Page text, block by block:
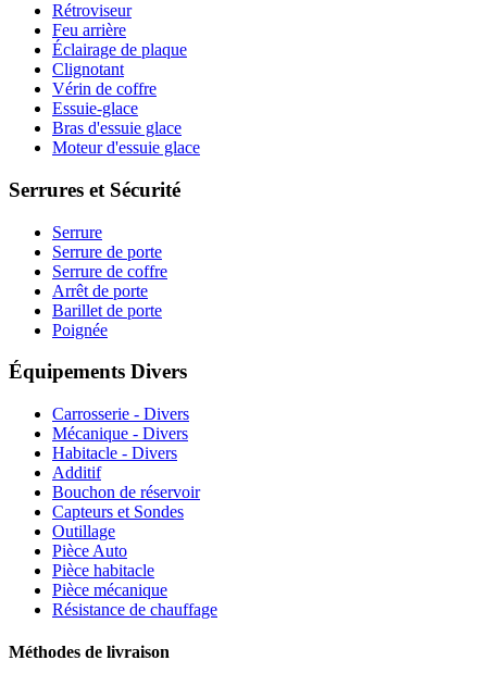
Rétroviseur
Feu arrière
Éclairage de plaque
Clignotant
Vérin de coffre
Essuie-glace
Bras d'essuie glace
Moteur d'essuie glace
Serrures et Sécurité
Serrure
Serrure de porte
Serrure de coffre
Arrêt de porte
Barillet de porte
Poignée
Équipements Divers
Carrosserie - Divers
Mécanique - Divers
Habitacle - Divers
Additif
Bouchon de réservoir
Capteurs et Sondes
Outillage
Pièce Auto
Pièce habitacle
Pièce mécanique
Résistance de chauffage
Méthodes de livraison